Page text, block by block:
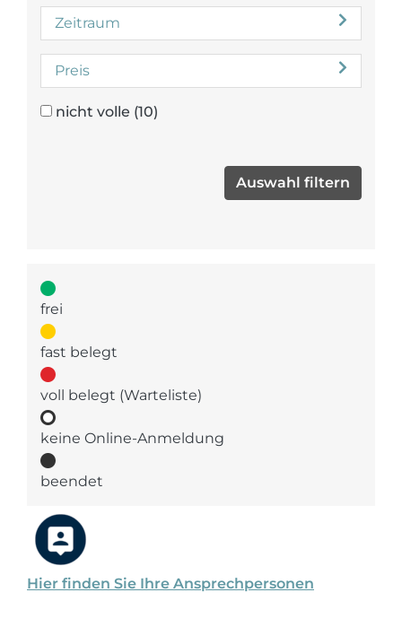
Hier finden Sie Ihre Ansprechpersonen
Zeitraum
Preis
nicht volle (10)
frei
fast belegt
voll belegt (Warteliste)
keine Online-Anmeldung
beendet